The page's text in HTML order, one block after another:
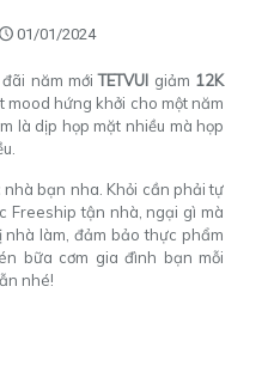
01/01/2024
năm mớiTETVUI giảm 12K
hứng khởi cho một năm
là dịp họp mặt nhiều mà họp
nhà bạn nha. Khỏi cần phải tự
Freeship tận nhà, ngại gì mà
làm, đảm bảo thực phẩm
bữa cơm gia đình bạn mỗi
nhé!